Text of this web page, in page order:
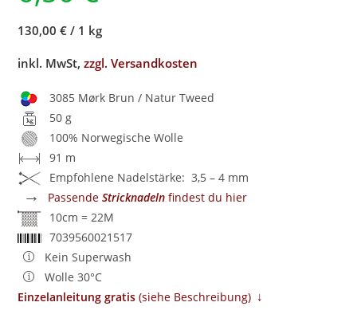
130,00 € / 1 kg
inkl. MwSt,zzgl. Versandkosten
3085 Mørk Brun / Natur Tweed
50 g
100% Norwegische Wolle
91 m
Empfohlene Nadelstärke: 3,5 – 4 mm
→ PassendeStricknadeln findest du hier
10cm = 22M
7039560021517
Kein Superwash
Wolle 30°C
Einzelanleitung gratis ​ (siehe Beschreibung) ↓